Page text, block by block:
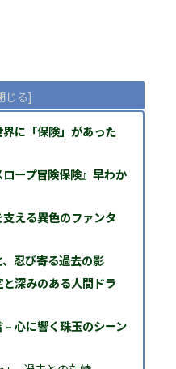
に「保険」があった
ープ冒険保険』早わか
える異色のファンタ
忍び寄る過去の影
深みのある人間ドラ
– 心に響く珠玉のシーン